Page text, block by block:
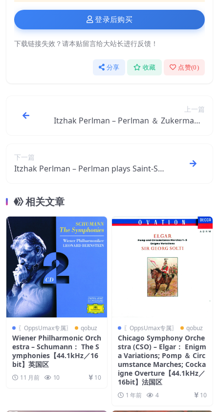
登录后购买
下载链接失效？请本贴留言给大站长进行反馈！
分享 收藏 点赞(0)
上一篇
Itzhak Perlman – Perlman ＆ Zukerman –
下一篇
Itzhak Perlman – Perlman plays Saint-Sa
相关文章
〖OppsUmax专属〗 qobuz
Wiener Philharmonic Orch
estra – Schumann： The S
ymphonies【44.1kHz／16
bit】英国区
11 月前 10 10
〖OppsUmax专属〗 qobuz
Chicago Symphony Orche
stra (CSO) – Elgar： Enigm
a Variations; Pomp ＆ Circ
umstance Marches; Cocka
igne Overture【44.1kHz／
16bit】法国区
1 年前 4 10